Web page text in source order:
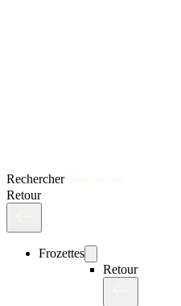
Rechercher
Retour
Frozettes
Retour